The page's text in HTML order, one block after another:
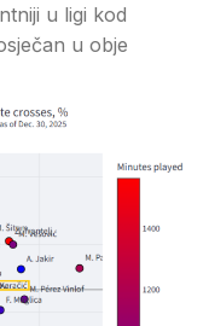
u ligi kod
u obje